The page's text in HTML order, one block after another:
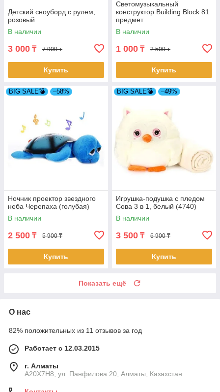
Детский сноуборд с рулем,
розовый
В наличии
3 000 ₸ 7 900 ₸
Купить
Светомузыкальный
конструктор Building Block 81
предмет
В наличии
1 000 ₸ 2 500 ₸
Купить
BIG SALE💣 –58%
Ночник проектор звездного
неба Черепаха (голубая)
В наличии
2 500 ₸ 5 900 ₸
Купить
BIG SALE💣 –49%
Игрушка-подушка с пледом
Сова 3 в 1, белый (4740)
В наличии
3 500 ₸ 6 900 ₸
Купить
Показать ещё
О нас
82% положительных из 11 отзывов за год
Работает с 12.03.2015
г. Алматы
A20X7H8, ул. Панфилова 20, Алматы, Казахстан